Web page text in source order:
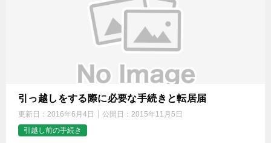
引っ越しをする際に必要な手続きと転居届
更新日： 2016年6月4日 公開日： 2015年11月5日
引越し前の手続き